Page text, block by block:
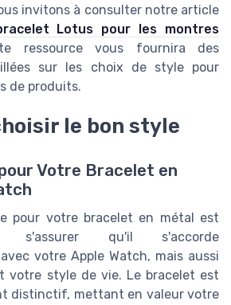
invitons à consulter notre article
Lotus pour les montres
ressource vous fournira des
sur les choix de style pour
de produits.
le bon style
Votre Bracelet en
pour votre bracelet en métal est
s'assurer qu'il s'accorde
votre Apple Watch, mais aussi
votre style de vie. Le bracelet est
distinctif, mettant en valeur votre